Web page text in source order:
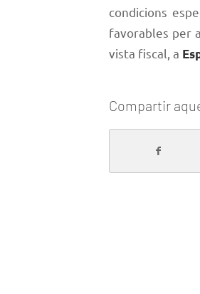
condicions
favorables per
vista fiscal, a
Compartir